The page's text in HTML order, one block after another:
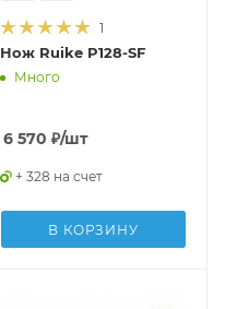
1
Нож Ruike P128-SF
Много
6 570 ₽/шт
+ 328 на счет
В КОРЗИНУ